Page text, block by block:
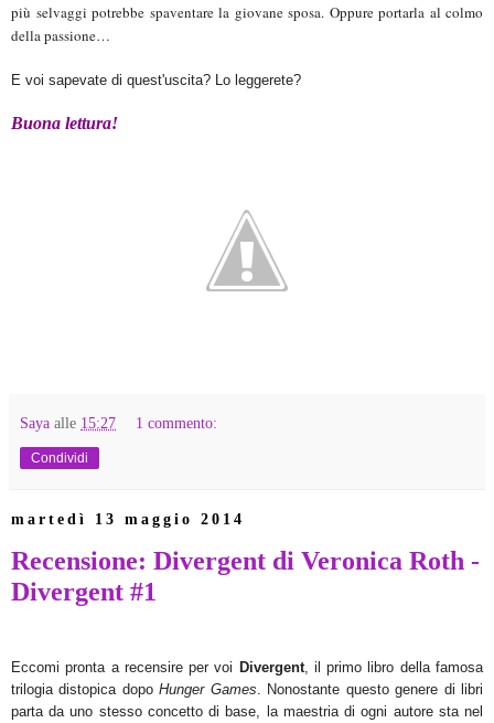
più selvaggi potrebbe spaventare la giovane sposa. Oppure portarla al colmo
della passione…
E voi sapevate di quest'uscita? Lo leggerete?
Buona lettura!
Saya alle 15:27 1 commento:
Condividi
martedì 13 maggio 2014
Recensione: Divergent di Veronica Roth -
Divergent #1
Eccomi pronta a recensire per voi Divergent, il primo libro della famosa
trilogia distopica dopoHunger Games . Nonostante questo genere di libri
parta da uno stesso concetto di base, la maestria di ogni autore sta nel